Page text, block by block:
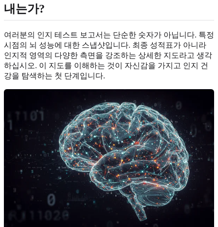
내는가?
여러분의 인지 테스트 보고서는 단순한 숫자가 아닙니다. 특정
시점의 뇌 성능에 대한 스냅샷입니다. 최종 성적표가 아니라
인지적 영역의 다양한 측면을 강조하는 상세한 지도라고 생각
하십시오. 이 지도를 이해하는 것이 자신감을 가지고 인지 건
강을 탐색하는 첫 단계입니다.